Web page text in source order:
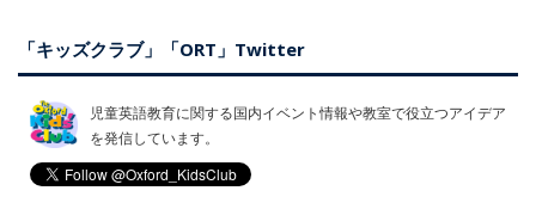
「キッズクラブ」「ORT」Twitter
児童英語教育に関する国内イベント情報や教室で役立つアイデア
を発信しています。